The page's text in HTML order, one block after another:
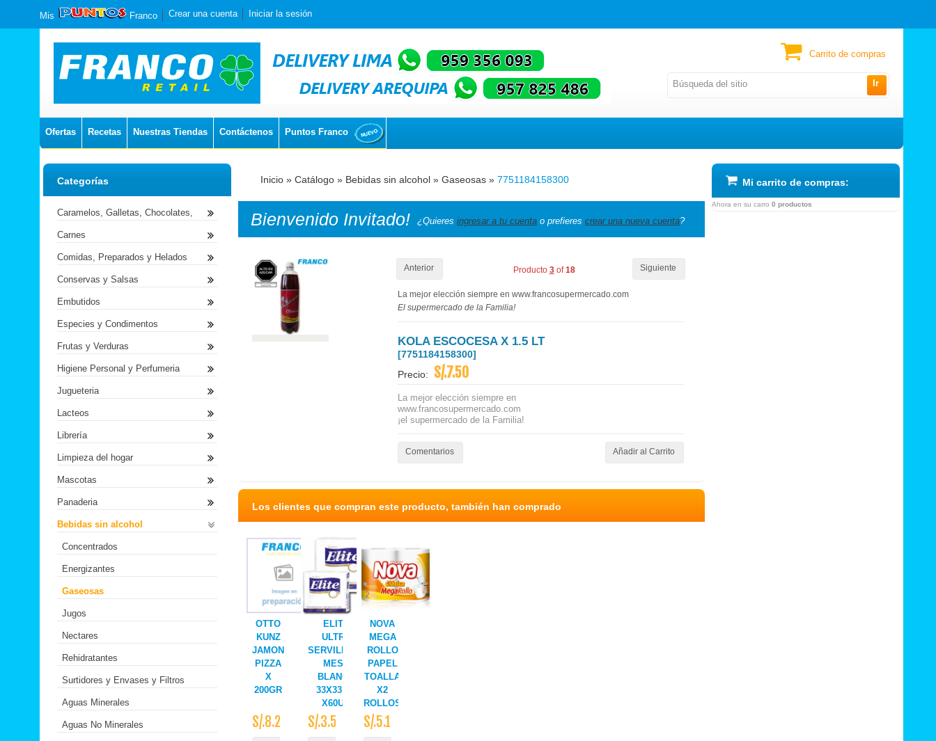
Ir
Mis Franco Crear una cuenta Iniciar la sesión
Ofertas Recetas Nuestras Tiendas Contáctenos Puntos Franco
Carrito de compras
Inicio » Catálogo » Bebidas sin alcohol » Gaseosas » 7751184158300
Bienvenido Invitado! ¿Quieres ingresar a tu cuenta o prefieres crear una nueva cuenta?
Anterior Siguiente
Producto 3of18
La mejor elección siempre en www.francosupermercado.com
El supermercado de la Familia!
KOLA ESCOCESA X 1.5 LT
[7751184158300]
Precio: S/.7.50
La mejor elección siempre en
www.francosupermercado.com
¡el supermercado de la Familia!
Comentarios Añadir al Carrito
Los clientes que compran este producto, también han comprado
OTTO
KUNZ
JAMON
PIZZA
X
200GR
S/.8.20
ELITE
ULTRA
SERVILLETA
MESA
BLANCA
33X33 BL
X60UN
S/.3.50
NOVA
MEGA
ROLLO
PAPEL
TOALLA
X2
ROLLOS
S/.5.10
Categorías
Caramelos, Galletas, Chocolates,
Carnes
Comidas, Preparados y Helados
Conservas y Salsas
Embutidos
Especies y Condimentos
Frutas y Verduras
Higiene Personal y Perfumeria
Jugueteria
Lacteos
Librería
Limpieza del hogar
Mascotas
Panaderia
Bebidas sin alcohol
Concentrados
Energizantes
Gaseosas
Jugos
Nectares
Rehidratantes
Surtidores y Envases y Filtros
Aguas Minerales
Aguas No Minerales
Mi carrito de compras:
Ahora en su carro 0 productos